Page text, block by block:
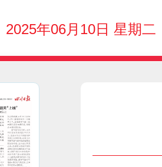
2025年06月10日 星期二